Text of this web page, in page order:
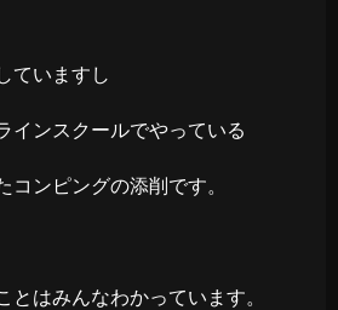
ていますし
インスクールでやっている
コンピングの添削です。
とはみんなわかっています。